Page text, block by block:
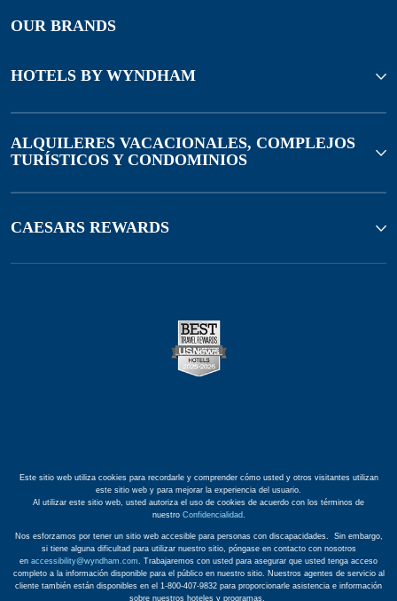
OUR BRANDS
HOTELS BY WYNDHAM
ALQUILERES VACACIONALES, COMPLEJOS
TURÍSTICOS Y CONDOMINIOS
CAESARS REWARDS
Este sitio web utiliza cookies para recordarle y comprender cómo usted y otros visitantes utilizan
este sitio web y para mejorar la experiencia del usuario.
Al utilizar este sitio web, usted autoriza el uso de cookies de acuerdo con los términos de
nuestro Confidencialidad.
Nos esforzamos por tener un sitio web accesible para personas con discapacidades. Sin embargo,
si tiene alguna dificultad para utilizar nuestro sitio, póngase en contacto con nosotros
en accessibility@wyndham.com. Trabajaremos con usted para asegurar que usted tenga acceso
completo a la información disponible para el público en nuestro sitio. Nuestros agentes de servicio al
cliente también están disponibles en el 1-800-407-9832 para proporcionarle asistencia e información
sobre nuestros hoteles y programas.